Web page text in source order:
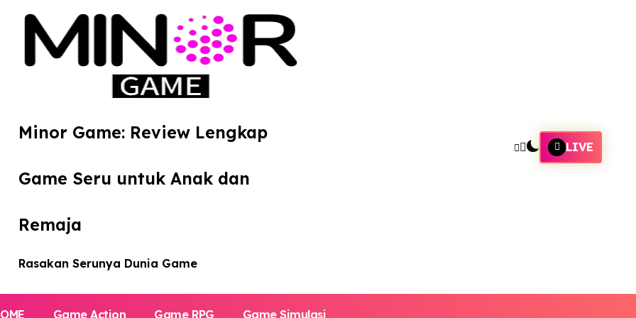
Minor Game: Review Lengkap
Game Seru untuk Anak dan
Remaja
Rasakan Serunya Dunia Game
LIVE
Game Action Game RPG Game Simulasi